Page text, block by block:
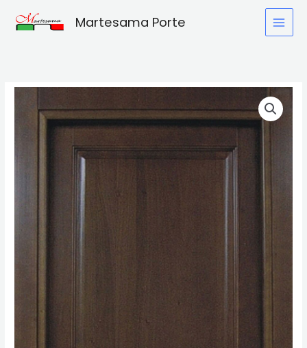
Martesama Porte